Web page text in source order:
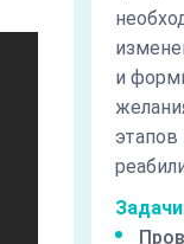
и
этапов